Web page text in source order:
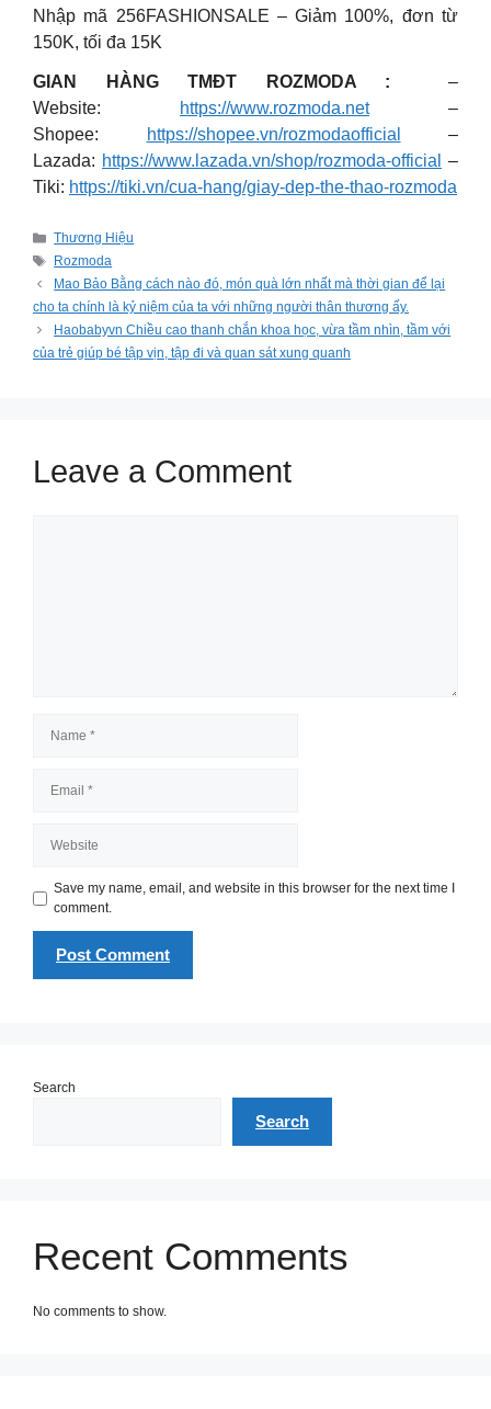
Nhập mã 256FASHIONSALE – Giảm 100%, đơn từ
150K, tối đa 15K
GIAN HÀNG TMĐT ROZMODA :
–
Website:
https://www.rozmoda.net–
Shopee:
https://shopee.vn/rozmodaofficial
–
Lazada: https://www.lazada.vn/shop/rozmoda-official
–
Tiki: https://tiki.vn/cua-hang/giay-dep-the-thao-rozmoda
Categories
Thương Hiệu
Tags
Rozmoda
Mao Bảo Bằng cách nào đó, món quà lớn nhất mà thời gian để lại
cho ta chính là kỷ niệm của ta với những người thân thương ấy.
Haobabyvn Chiều cao thanh chắn khoa học, vừa tầm nhìn, tầm với
của trẻ giúp bé tập vịn, tập đi và quan sát xung quanh
Leave a Comment
Save my name, email, and website in this browser for the next time I
comment.
Search
Search
Recent Comments
No comments to show.